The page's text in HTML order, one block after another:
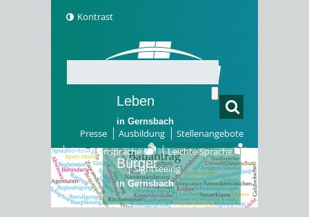
Kontrast
Presse Ausbildung
Stellenangebote
Gebärdensprache
Leichte Sprache
Sightseeing
Leben
in Gernsbach
Bürger
in Gernsbach